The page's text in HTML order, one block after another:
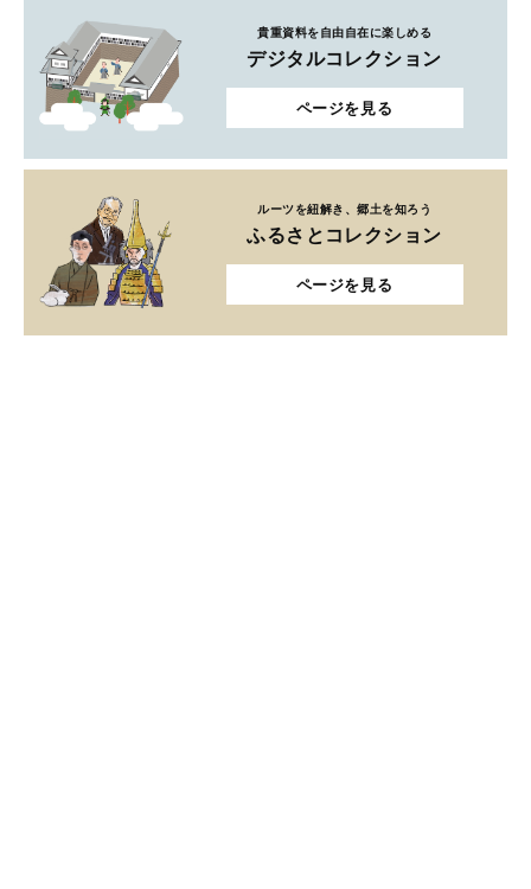
貴重資料を自由自在に楽しめる
デジタルコレクション
ページを見る
ルーツを紐解き、郷土を知ろう
ふるさとコレクション
ページを見る